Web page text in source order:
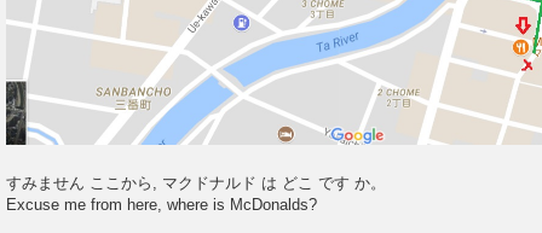
すみません ここから, マクドナルド は どこ です か。
Excuse me from here, where is McDonalds?